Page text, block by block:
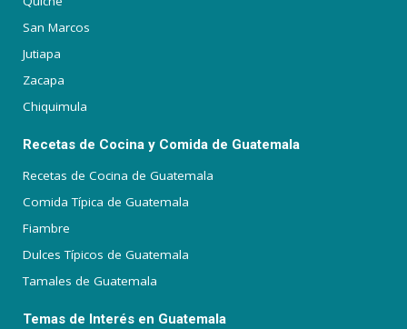
San Marcos
Jutiapa
Zacapa
Chiquimula
Recetas de Cocina y Comida de Guatemala
Recetas de Cocina de Guatemala
Comida Típica de Guatemala
Fiambre
Dulces Típicos de Guatemala
Tamales de Guatemala
Temas de Interés en Guatemala